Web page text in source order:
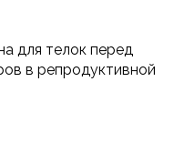
для телок перед
в репродуктивной